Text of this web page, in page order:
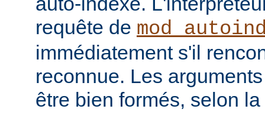
requête de
immédiatement s'il
reconnue. Les
être bien formés, selon